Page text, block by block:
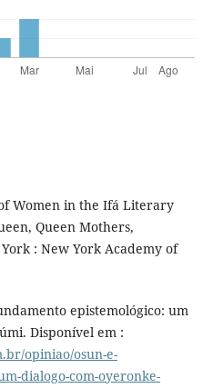
Women in the Ifá Literary
Queen Mothers,
: New York Academy of
epistemológico: um
Disponível em :
opiniao/osun-e-
dialogo-com-oyeronke-